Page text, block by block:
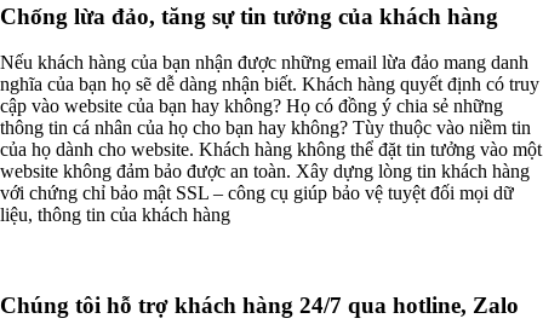
Chống lừa đảo, tăng sự tin tưởng của khách hàng
Nếu khách hàng của bạn nhận được những email lừa đảo mang danh
nghĩa của bạn họ sẽ dễ dàng nhận biết. Khách hàng quyết định có truy
cập vào website của bạn hay không? Họ có đồng ý chia sẻ những
thông tin cá nhân của họ cho bạn hay không? Tùy thuộc vào niềm tin
của họ dành cho website. Khách hàng không thể đặt tin tưởng vào một
website không đảm bảo được an toàn. Xây dựng lòng tin khách hàng
với chứng chỉ bảo mật SSL – công cụ giúp bảo vệ tuyệt đối mọi dữ
liệu, thông tin của khách hàng
Chúng tôi hỗ trợ khách hàng 24/7 qua hotline, Zalo